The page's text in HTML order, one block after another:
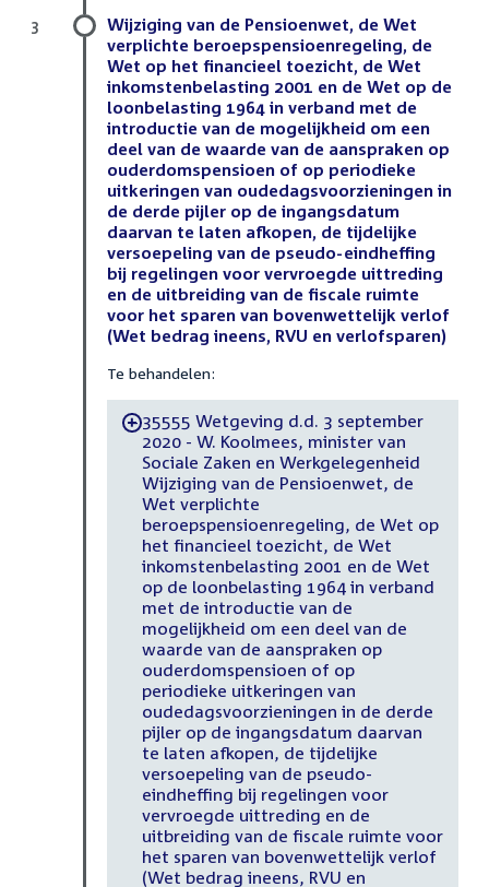
Wijziging van de Pensioenwet, de Wet
verplichte beroepspensioenregeling, de
Wet op het financieel toezicht, de Wet
inkomstenbelasting 2001 en de Wet op de
loonbelasting 1964 in verband met de
introductie van de mogelijkheid om een
deel van de waarde van de aanspraken op
ouderdomspensioen of op periodieke
uitkeringen van oudedagsvoorzieningen in
de derde pijler op de ingangsdatum
daarvan te laten afkopen, de tijdelijke
versoepeling van de pseudo-eindheffing
bij regelingen voor vervroegde uittreding
en de uitbreiding van de fiscale ruimte
voor het sparen van bovenwettelijk verlof
(Wet bedrag ineens, RVU en verlofsparen)
Te behandelen:
-35555 Wetgeving d.d. 3 september
2020 - W. Koolmees, minister van
Sociale Zaken en Werkgelegenheid
Wijziging van de Pensioenwet, de
Wet verplichte
beroepspensioenregeling, de Wet op
het financieel toezicht, de Wet
inkomstenbelasting 2001 en de Wet
op de loonbelasting 1964 in verband
met de introductie van de
mogelijkheid om een deel van de
waarde van de aanspraken op
ouderdomspensioen of op
periodieke uitkeringen van
oudedagsvoorzieningen in de derde
pijler op de ingangsdatum daarvan
te laten afkopen, de tijdelijke
versoepeling van de pseudo-
eindheffing bij regelingen voor
vervroegde uittreding en de
uitbreiding van de fiscale ruimte voor
het sparen van bovenwettelijk verlof
(Wet bedrag ineens, RVU en
3